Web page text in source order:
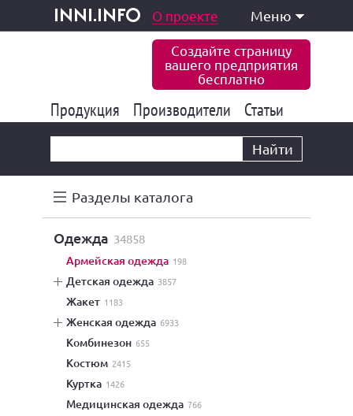
inni.info
и услуги О проекте Меню
Создайте страницу
вашего предприятия
бесплатно
Продукция 177 822
Производители 6 765
Статьи
Найти
Разделы каталога
одежда 34858
армейская одежда 198
детская одежда 3857
жакет 1183
женская одежда 6933
комбинезон 655
костюм 2415
куртка 1426
медицинская одежда 766